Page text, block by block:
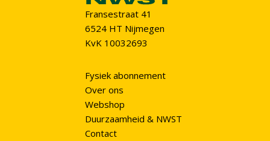
Fransestraat 41
6524 HT Nijmegen
KvK 10032693
Fysiek abonnement
Over ons
Webshop
Duurzaamheid & NWST
Contact